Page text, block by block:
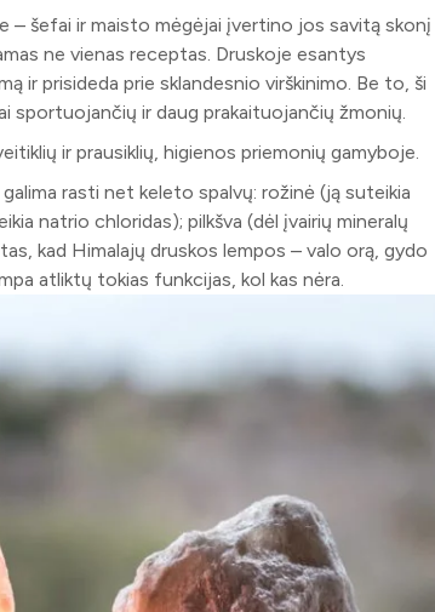
– šefai ir maisto mėgėjai įvertino jos savitą skonį
ne vienas receptas. Druskoje esantys
ir prisideda prie sklandesnio virškinimo. Be to, ši
sportuojančių ir daug prakaituojančių žmonių.
ir prausiklių, higienos priemonių gamyboje.
rasti net keleto spalvų: rožinė (ją suteikia
natrio chloridas); pilkšva (dėl įvairių mineralų
kad Himalajų druskos lempos – valo orą, gydo
atliktų tokias funkcijas, kol kas nėra.